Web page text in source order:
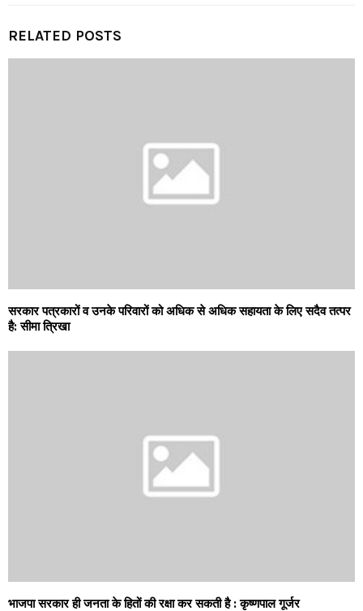
RELATED POSTS
सरकार पत्रकारों व उनके परिवारों को अधिक से अधिक सहायता के लिए सदैव तत्पर
है: सीमा त्रिखा
भाजपा सरकार ही जनता के हितों की रक्षा कर सकती है : कृष्णपाल गूर्जर